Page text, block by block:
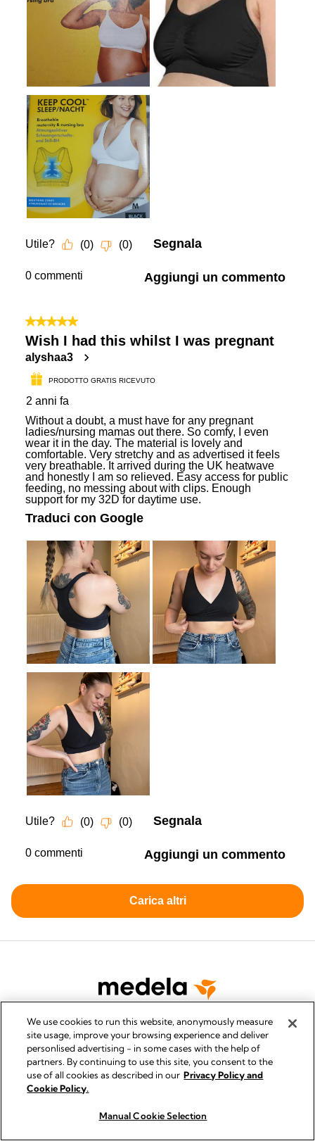
INFORMATIVA SULLA PRIVACY
QUALITY MANAGEMENT
ACCESSIBILITY STATEMENT
CONTATTACI
We use cookies to run this website, anonymously measure
site usage, improve your browsing experience and deliver
personlised advertising - in some cases with the help of
partners. By continuing to use this site, you consent to the
use of all cookies as described in our Privacy Policy and
Cookie Policy.
Manual Cookie Selection